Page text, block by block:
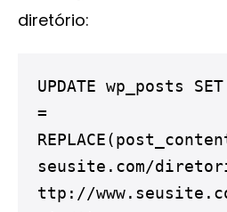
diretório:
UPDATE wp_posts
=
seusite.com/
ttp://